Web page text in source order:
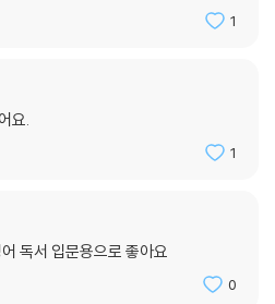
1
요.
1
독서 입문용으로 좋아요
0